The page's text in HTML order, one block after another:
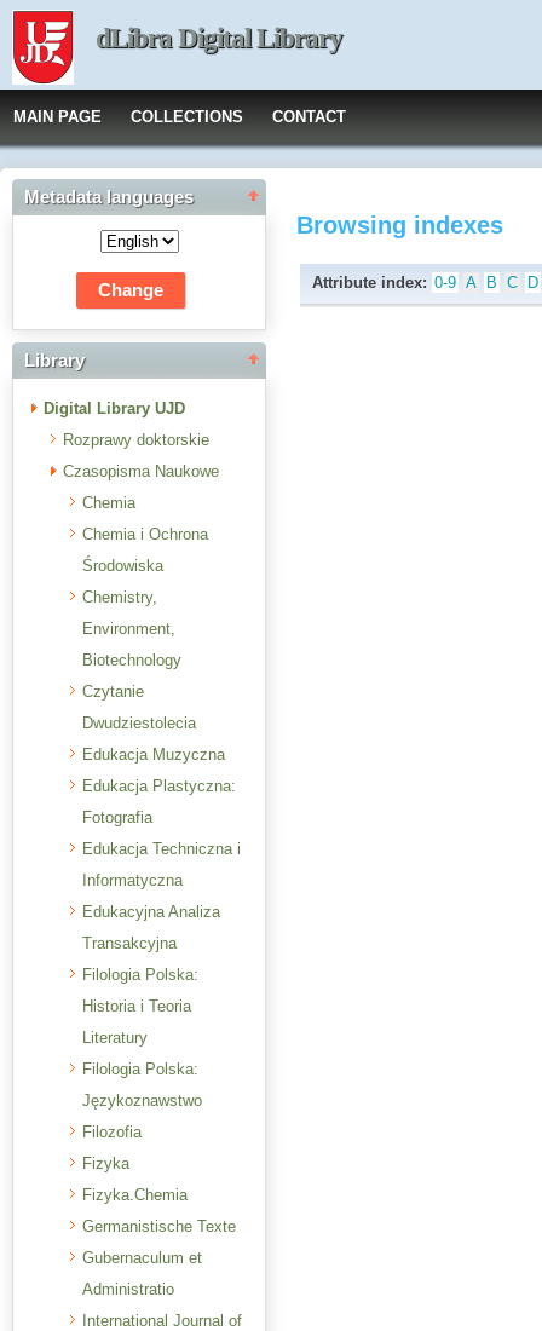
dLibra Digital Library
MAIN PAGE COLLECTIONS CONTACT
Metadata languages
Library
Digital Library UJD
Rozprawy doktorskie
Czasopisma Naukowe
Chemia
Chemia i Ochrona
Środowiska
Chemistry,
Environment,
Biotechnology
Czytanie
Dwudziestolecia
Edukacja Muzyczna
Edukacja Plastyczna:
Fotografia
Edukacja Techniczna i
Informatyczna
Edukacyjna Analiza
Transakcyjna
Filologia Polska:
Historia i Teoria
Literatury
Filologia Polska:
Językoznawstwo
Filozofia
Fizyka
Fizyka.Chemia
Germanistische Texte
Gubernaculum et
Administratio
International Journal of
Browsing indexes
Attribute index: 0-9 A B C D